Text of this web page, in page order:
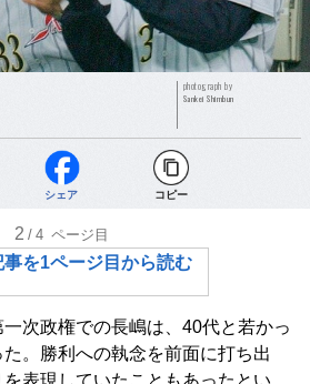
photograph by
Sankei Shimbun
シェア コピー
2 /4 ページ目
事を1ページ目から読む
次政権での長嶋は、40代と若かっ
。勝利への執念を前面に打ち出